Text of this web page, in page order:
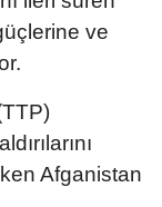
ve
Afganistan